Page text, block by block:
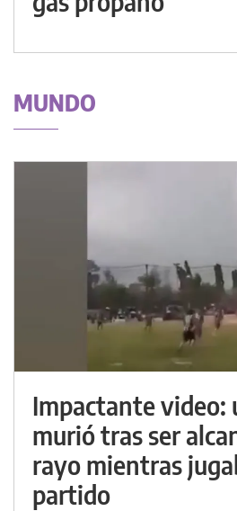
MUNDO
Impactante
murió tras ser
rayo mientras
partido